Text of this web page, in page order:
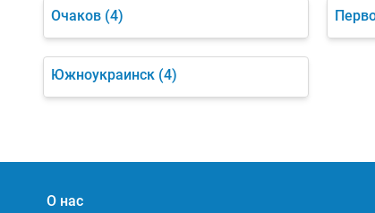
Очаков (4)
Южноукраинск (4)
О нас